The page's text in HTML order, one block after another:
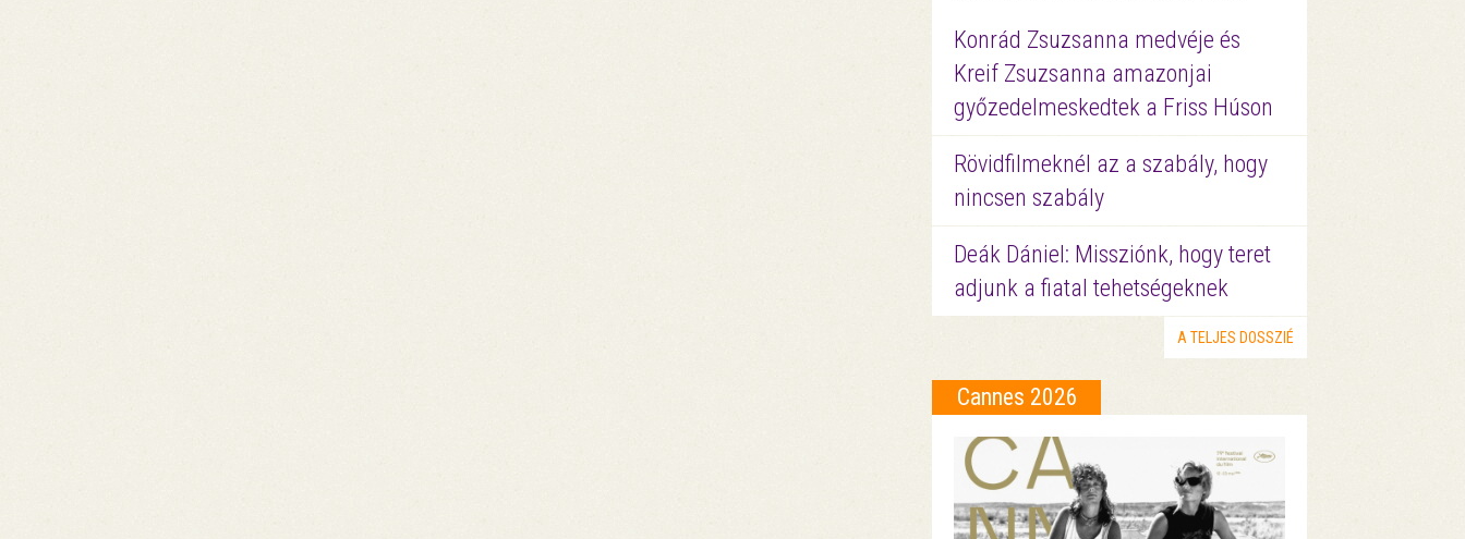
Konrád Zsuzsanna medvéje és
Kreif Zsuzsanna amazonjai
győzedelmeskedtek a Friss Húson
Rövidfilmeknél az a szabály, hogy
nincsen szabály
Deák Dániel: Missziónk, hogy teret
adjunk a fiatal tehetségeknek
A TELJES DOSSZIÉ
Cannes 2026